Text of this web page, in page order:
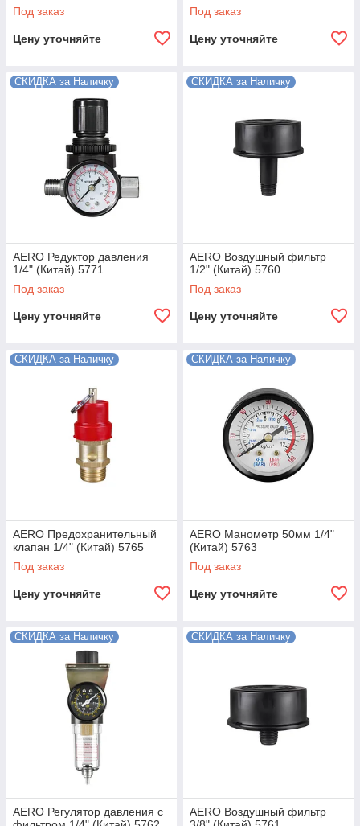
Под заказ
Цену уточняйте
Под заказ
Цену уточняйте
СКИДКА за Наличку
AERO Редуктор давления
1/4" (Китай) 5771
Под заказ
Цену уточняйте
СКИДКА за Наличку
AERO Воздушный фильтр
1/2" (Китай) 5760
Под заказ
Цену уточняйте
СКИДКА за Наличку
AERO Предохранительный
клапан 1/4" (Китай) 5765
Под заказ
Цену уточняйте
СКИДКА за Наличку
AERO Манометр 50мм 1/4"
(Китай) 5763
Под заказ
Цену уточняйте
СКИДКА за Наличку
AERO Регулятор давления с
СКИДКА за Наличку
AERO Воздушный фильтр